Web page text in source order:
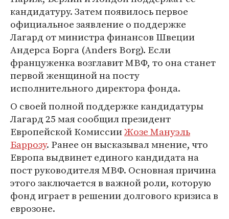
кандидатуру. Затем появилось первое
официальное заявление о поддержке
Лагард от министра финансов Швеции
Андерса Борга (Anders Borg). Если
француженка возглавит МВФ, то она станет
первой женщиной на посту
исполнительного директора фонда.
О своей полной поддержке кандидатуры
Лагард 25 мая сообщил президент
Европейской КомиссииЖозе Мануэль
Баррозу. Ранее он высказывал мнение, что
Европа выдвинет единого кандидата на
пост руководителя МВФ. Основная причина
этого заключается в важной роли, которую
фонд играет в решении долгового кризиса в
еврозоне.